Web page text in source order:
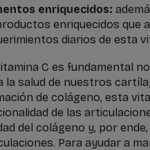
enriquecidos:
enriquecidos que
diarios de esta
C es fundamental
la salud de nuestros
de colágeno, esta
de las
del colágeno y, por
Para ayudar a